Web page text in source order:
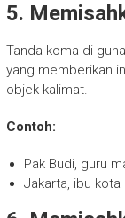
5.
Tanda koma di
yang memberikan
objek kalimat.
Contoh:
Pak Budi, guru
Jakarta, ibu